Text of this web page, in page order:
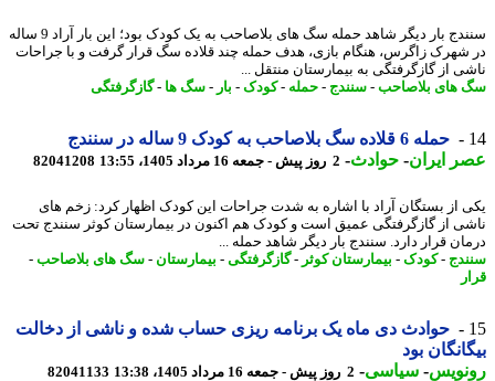
سنندج بار دیگر شاهد حمله سگ های بلاصاحب به یک کودک بود؛ این بار آراد 9 ساله
زاگرس، هنگام بازی، هدف حمله چند قلاده سگ قرار گرفت و با جراحات
از گازگرفتگی به بیمارستان منتقل ...
های بلاصاحب-سنندج-حمله-کودک-بار - سگ ها- گازگرفتگی
حمله 6 قلاده سگ بلاصاحب به کودک 9 ساله در سنندج
ایران- حوادث -2 روز پیش - جمعه 16 مرداد 1405، 13:55 82041208
از بستگان آراد با اشاره به شدت جراحات این کودک اظهار کرد: زخم های
از گازگرفتگی عمیق است و کودک هم اکنون در بیمارستان کوثر سنندج تحت
قرار دارد. سنندج بار دیگر شاهد حمله ...
-کودک-بیمارستان کوثر-گازگرفتگی-بیمارستان-سگ های بلاصاحب-
حوادث دی ماه یک برنامه ریزی حساب شده و ناشی از دخالت
بود
-سیاسی-2 روز پیش - جمعه 16 مرداد 1405، 13:38 82041133